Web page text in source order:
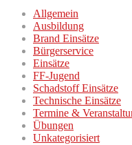
Allgemein
Ausbildung
Brand Einsätze
Bürgerservice
Einsätze
FF-Jugend
Schadstoff Einsätze
Technische Einsätze
Termine &
Übungen
Unkategorisiert